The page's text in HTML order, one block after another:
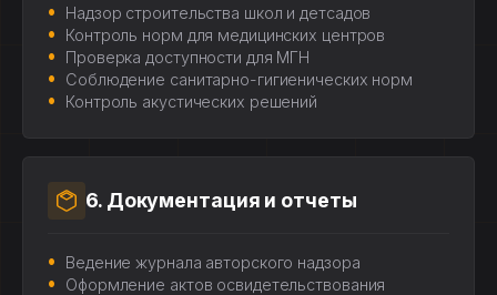
Надзор строительства школ и детсадов
Контроль норм для медицинских центров
Проверка доступности для МГН
Соблюдение санитарно-гигиенических норм
Контроль акустических решений
6. Документация и отчеты
Ведение журнала авторского надзора
Оформление актов освидетельствования